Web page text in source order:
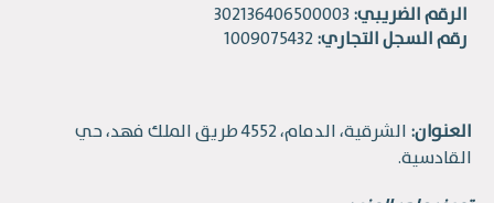
الرقم الضريبي:
رقم السجل التجاري:
العنوان:
الشرقية، الدمام، 4552 طريق الملك فهد، حي
القادسية.